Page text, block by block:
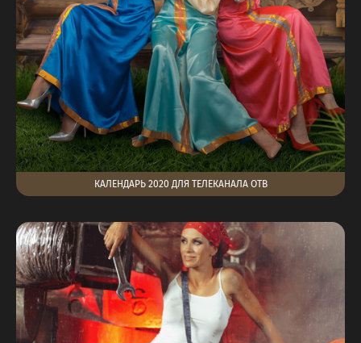
КАЛЕНДАРЬ 2020 ДЛЯ ТЕЛЕКАНАЛА ОТВ